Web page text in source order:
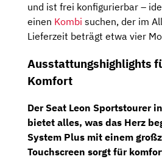
und ist frei konfigurierbar –
einen Kombi suchen, der im
Lieferzeit beträgt etwa vier
Ausstattungshighlights
Komfort
Der Seat Leon Sportstourer
bietet alles, was das Herz
System Plus mit einem
Touchscreen sorgt für